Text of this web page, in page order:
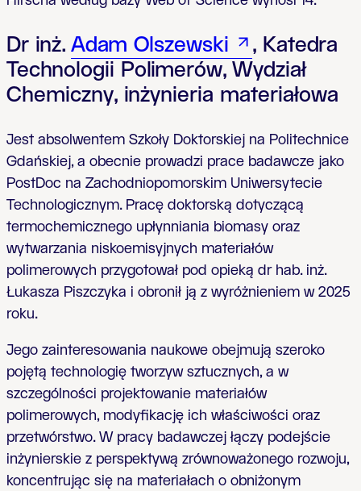
Dr inż. Adam Olszewski
, Katedra
Technologii Polimerów, Wydział
Chemiczny, inżynieria materiałowa
Jest absolwentem Szkoły Doktorskiej na Politechnice
Gdańskiej, a obecnie prowadzi prace badawcze jako
PostDoc na Zachodniopomorskim Uniwersytecie
Technologicznym. Pracę doktorską dotyczącą
termochemicznego upłynniania biomasy oraz
wytwarzania niskoemisyjnych materiałów
polimerowych przygotował pod opieką dr hab. inż.
Łukasza Piszczyka i obronił ją z wyróżnieniem w 2025
roku.
Jego zainteresowania naukowe obejmują szeroko
pojętą technologię tworzyw sztucznych, a w
szczególności projektowanie materiałów
polimerowych, modyfikację ich właściwości oraz
przetwórstwo. W pracy badawczej łączy podejście
inżynierskie z perspektywą zrównoważonego rozwoju,
koncentrując się na materiałach o obniżonym